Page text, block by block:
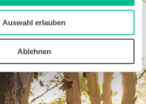
Auswahl erlauben
Ablehnen
Kursstart jederzeit!